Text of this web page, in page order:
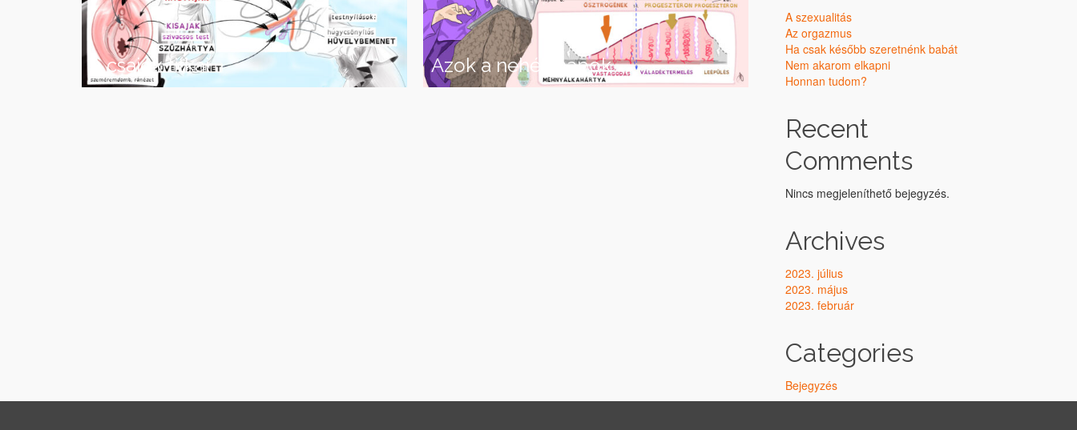
A csajok titkai Azok a nehéz napok
A szexualitás
Az orgazmus
Ha csak később szeretnénk babát
Nem akarom elkapni
Honnan tudom?
Recent
Comments
Nincs megjeleníthető bejegyzés.
Archives
2023. július
2023. május
2023. február
Categories
Bejegyzés